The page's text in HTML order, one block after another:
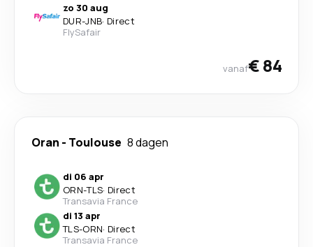
zo 30 aug
DUR-JNB· Direct
FlySafair
vanaf€ 84
Oran - Toulouse 8 dagen
di 06 apr
ORN-TLS· Direct
Transavia France
di 13 apr
TLS-ORN· Direct
Transavia France